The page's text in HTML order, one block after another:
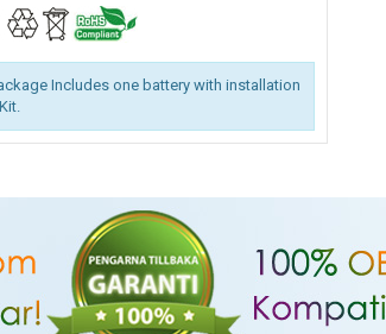
Includes one battery with installation